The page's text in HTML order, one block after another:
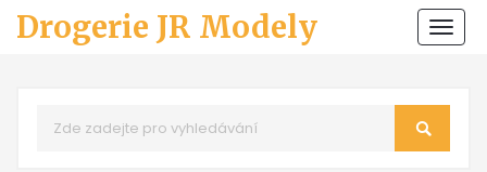
Drogerie JR Modely